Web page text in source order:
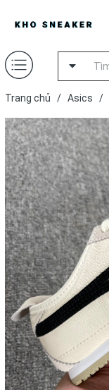
Trang chủ / Asics /